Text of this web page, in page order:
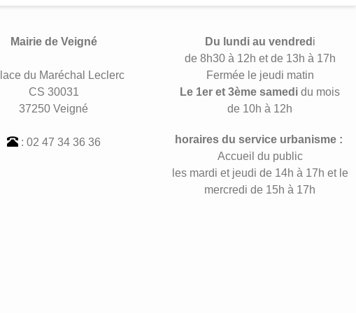
Mairie de Veigné
du Maréchal Leclerc
CS 30031
37250 Veigné
: 02 47 34 36 36
Du lundi au vendred i
de 8h30 à 12h et de 13h à 17h
Fermée le jeudi matin
Le 1er et 3ème samedi du mois
de 10h à 12h
horaires du service urbanisme :
Accueil du public
les mardi et jeudi de 14h à 17h et le
mercredi de 15h à 17h